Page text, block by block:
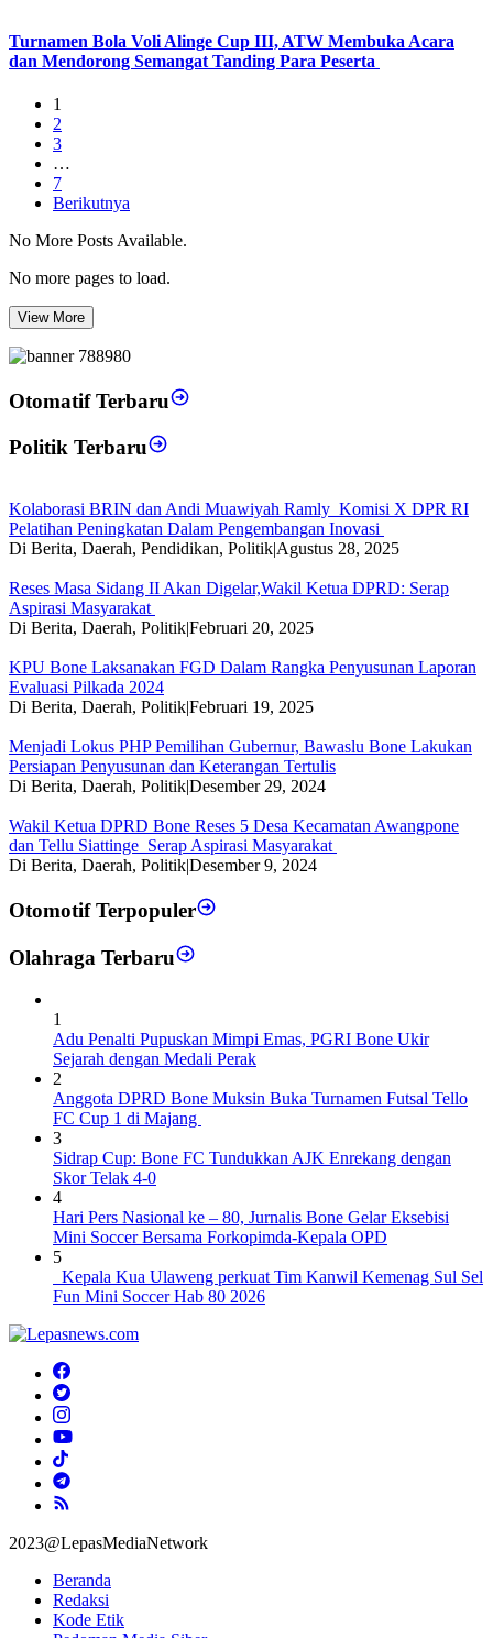
Turnamen Bola Voli Alinge Cup III, ATW Membuka Acara
dan Mendorong Semangat Tanding Para Peserta
1
2
3
…
7
Berikutnya
No More Posts Available.
No more pages to load.
View More
Otomatif Terbaru
Politik Terbaru
Kolaborasi BRIN dan Andi Muawiyah Ramly Komisi X DPR RI
Pelatihan Peningkatan Dalam Pengembangan Inovasi
Di Berita, Daerah, Pendidikan, PolitikAgustus 28, 2025
Reses Masa Sidang II Akan Digelar,Wakil Ketua DPRD: Serap
Aspirasi Masyarakat
Di Berita, Daerah, PolitikFebruari 20, 2025
KPU Bone Laksanakan FGD Dalam Rangka Penyusunan Laporan
Evaluasi Pilkada 2024
Di Berita, Daerah, PolitikFebruari 19, 2025
Menjadi Lokus PHP Pemilihan Gubernur, Bawaslu Bone Lakukan
Persiapan Penyusunan dan Keterangan Tertulis
Di Berita, Daerah, PolitikDesember 29, 2024
Wakil Ketua DPRD Bone Reses 5 Desa Kecamatan Awangpone
dan Tellu Siattinge Serap Aspirasi Masyarakat
Di Berita, Daerah, PolitikDesember 9, 2024
Otomotif Terpopuler
Olahraga Terbaru
1
Adu Penalti Pupuskan Mimpi Emas, PGRI Bone Ukir
Sejarah dengan Medali Perak
2
Anggota DPRD Bone Muksin Buka Turnamen Futsal Tello
FC Cup 1 di Majang
3
Sidrap Cup: Bone FC Tundukkan AJK Enrekang dengan
Skor Telak 4-0
4
Hari Pers Nasional ke – 80, Jurnalis Bone Gelar Eksebisi
Mini Soccer Bersama Forkopimda-Kepala OPD
5
Kepala Kua Ulaweng perkuat Tim Kanwil Kemenag Sul Sel
Fun Mini Soccer Hab 80 2026
2023@LepasMediaNetwork
Beranda
Redaksi
Kode Etik